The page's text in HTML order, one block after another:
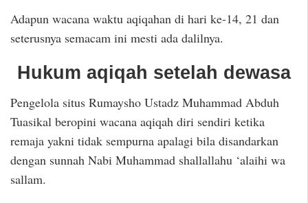
Adapun wacana waktu aqiqahan di hari ke-14, 21 dan
seterusnya semacam ini mesti ada dalilnya.
Hukum aqiqah setelah dewasa
Pengelola situs Rumaysho Ustadz Muhammad Abduh
Tuasikal beropini wacana aqiqah diri sendiri ketika
remaja yakni tidak sempurna apalagi bila disandarkan
dengan sunnah Nabi Muhammad shallallahu ‘alaihi wa
sallam.